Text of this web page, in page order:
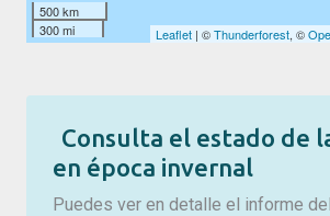
500 km
300 mi
Leaflet | ©Thunderforest, ©
Consulta el estado de
en época invernal
Puedes ver en detalle el informe